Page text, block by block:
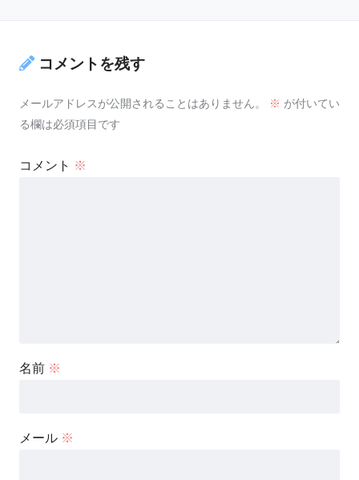
コメントを残す
メールアドレスが公開されることはありません。 ※ が付いてい
る欄は必須項目です
コメント ※
名前 ※
メール ※